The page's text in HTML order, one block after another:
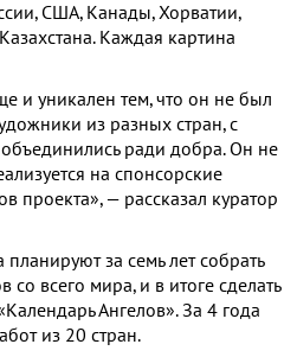
США, Канады, Хорватии,
Каждая картина
и уникален тем, что он не был
из разных стран, с
ради добра. Он не
на спонсорские
проекта», — рассказал куратор
за семь лет собрать
всего мира, и в итоге сделать
Ангелов». За 4 года
из 20 стран.